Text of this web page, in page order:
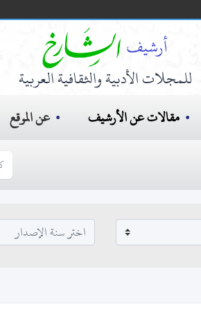
للمجلات الأدبية والثقافية العربية
مقالات عن الأرشيف عن الموقع